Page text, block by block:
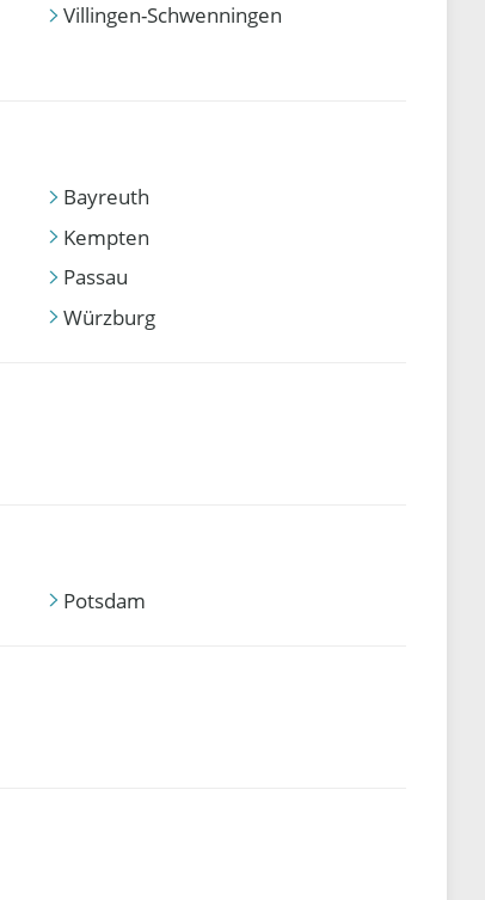
Villingen-Schwenningen
Bayreuth
Kempten
Passau
Würzburg
Potsdam